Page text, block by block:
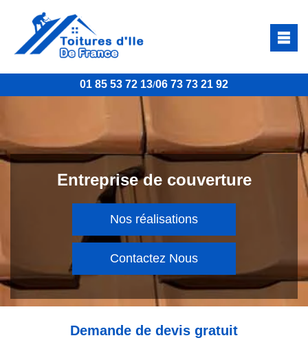
01 85 53 72 13/06 73 73 21 92
Entreprise de couverture
Nos réalisations
Contactez Nous
Demande de devis gratuit